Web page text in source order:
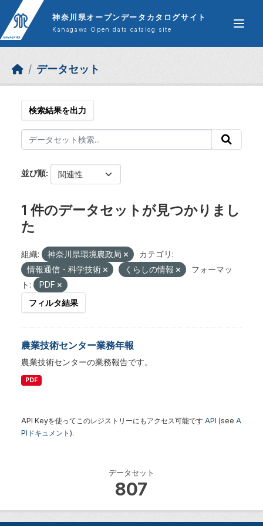
Skip to main content
神奈川県オープンデータカタログサイト
Kanagawa Open data catalog site
データセット
データセット
807
検索結果を出力
並び順
1 件のデータセットが見つかりまし
た
組織: 神奈川県環境農政局
カテゴリ:
情報通信・科学技術
くらしの情報
フォーマッ
ト:
PDF
フィルタ結果
農業技術センター業務年報
農業技術センターの業務報告です。
PDF
API Keyを使ってこのレジストリーにもアクセス可能です API (see A
PIドキュメント ).